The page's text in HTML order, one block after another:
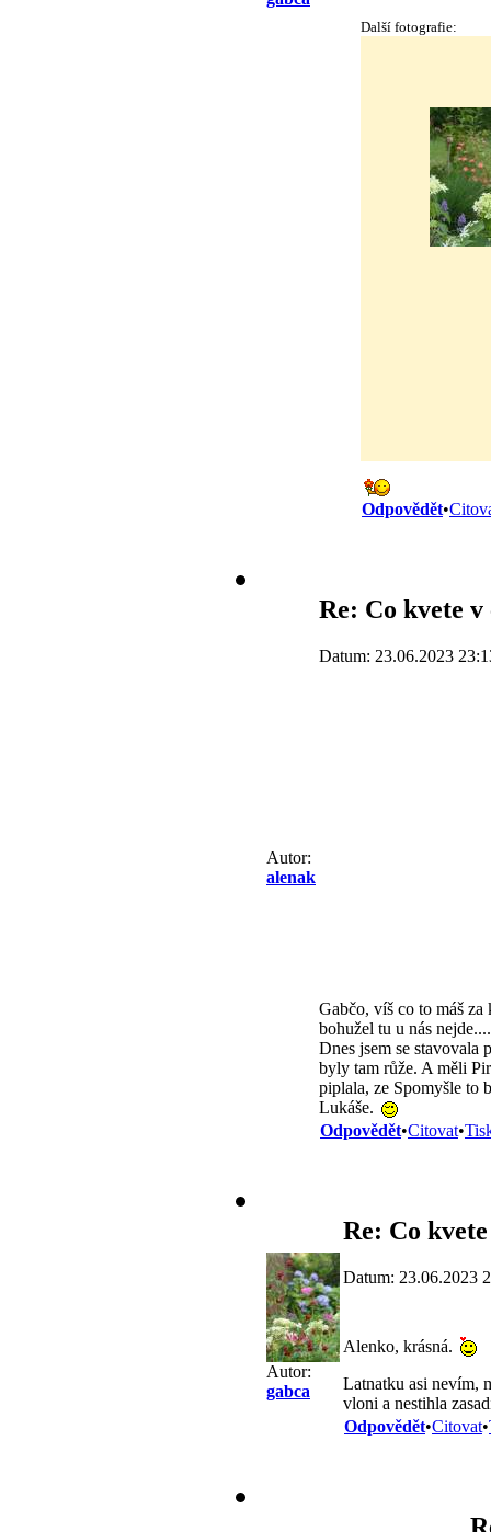
Další fotografie:
Odpovědět•
Autor:
alenak
Re: Co kvete
Datum: 23.06.2023
Gabčo, víš co to máš
bohužel tu u nás
Dnes jsem se
byly tam růže. A měli
piplala, ze Spomyšle to
Lukáše.
Odpovědět•Citovat•
Autor:
gabca
Re: Co
Datum: 23.06.2023
Alenko, krásná.
Latnatku asi nevím,
vloni a nestihla
Odpovědět•Citovat•